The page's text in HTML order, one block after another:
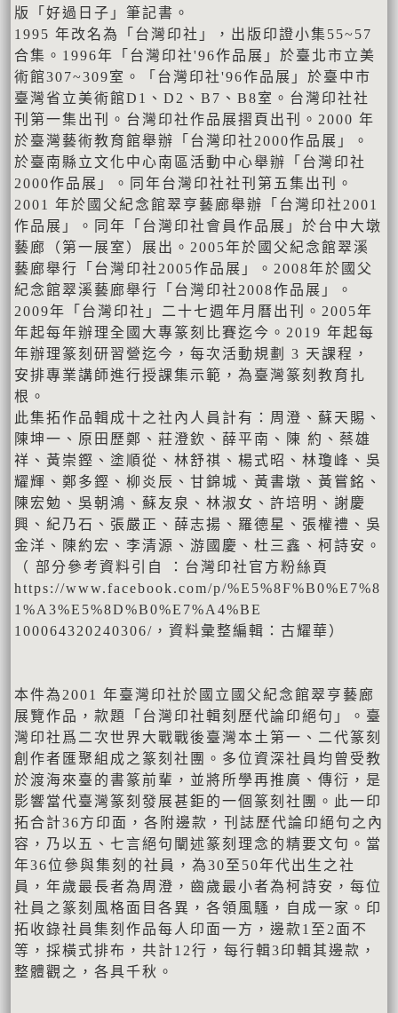
版「好過日子」筆記書。
1995 年改名為「台灣印社」，出版印證小集55~57
合集。1996年「台灣印社'96作品展」於臺北市立美
術館307~309室。「台灣印社'96作品展」於臺中市
臺灣省立美術館D1、D2、B7、B8室。台灣印社社
刊第一集出刊。台灣印社作品展摺頁出刊。2000 年
於臺灣藝術教育館舉辦「台灣印社2000作品展」。
於臺南縣立文化中心南區活動中心舉辦「台灣印社
2000作品展」。同年台灣印社社刊第五集出刊。
2001 年於國父紀念館翠亨藝廊舉辦「台灣印社2001
作品展」。同年「台灣印社會員作品展」於台中大墩
藝廊（第一展室）展出。2005年於國父紀念館翠溪
藝廊舉行「台灣印社2005作品展」。2008年於國父
紀念館翠溪藝廊舉行「台灣印社2008作品展」。
2009年「台灣印社」二十七週年月曆出刊。2005年
年起每年辦理全國大專篆刻比賽迄今。2019 年起每
年辦理篆刻研習營迄今，每次活動規劃 3 天課程，
安排專業講師進行授課集示範，為臺灣篆刻教育扎
根。
此集拓作品輯成十之社內人員計有：周澄、蘇天賜、
陳坤一、原田歷鄭、莊澄欽、薛平南、陳 約、蔡雄
祥、黃崇鏗、塗順從、林舒祺、楊式昭、林瓊峰、吳
耀輝、鄭多鏗、柳炎辰、甘錦城、黃書墩、黃嘗銘、
陳宏勉、吳朝鴻、蘇友泉、林淑女、許培明、謝慶
興、紀乃石、張嚴正、薛志揚、羅德星、張權禮、吳
金洋、陳約宏、李清源、游國慶、杜三鑫、柯詩安。
（ 部分參考資料引自 ：台灣印社官方粉絲頁
https://www.facebook.com/p/%E5%8F%B0%E7%8
1%A3%E5%8D%B0%E7%A4%BE
100064320240306/，資料彙整編輯：古耀華）
本件為2001 年臺灣印社於國立國父紀念館翠亨藝廊
展覽作品，款題「台灣印社輯刻歷代論印絕句」。臺
灣印社爲二次世界大戰戰後臺灣本土第一、二代篆刻
創作者匯聚組成之篆刻社團。多位資深社員均曾受教
於渡海來臺的書篆前輩，並將所學再推廣、傳衍，是
影響當代臺灣篆刻發展甚鉅的一個篆刻社團。此一印
拓合計36方印面，各附邊款，刊誌歷代論印絕句之內
容，乃以五、七言絕句闡述篆刻理念的精要文句。當
年36位參與集刻的社員，為30至50年代出生之社
員，年歲最長者為周澄，齒歲最小者為柯詩安，每位
社員之篆刻風格面目各異，各領風騷，自成一家。印
拓收錄社員集刻作品每人印面一方，邊款1至2面不
等，採橫式排布，共計12行，每行輯3印輯其邊款，
整體觀之，各具千秋。